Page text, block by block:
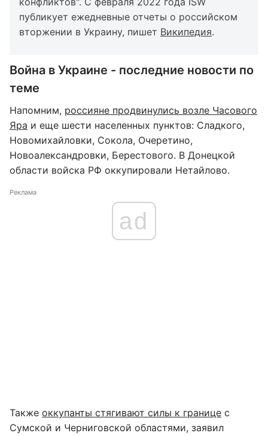
публикует ежедневные отчеты о российском
вторжении в Украину, пишет Википедия.
Война в Украине - последние новости по
теме
Напомним, россияне продвинулись возле Часового
Яра и еще шести населенных пунктов: Сладкого,
Новомихайловки, Сокола, Очеретино,
Новоалександровки, Берестового. В Донецкой
области войска РФ оккупировали Нетайлово.
Реклама
ad
Также оккупанты стягивают силы к границе с
Сумской и Черниговской областями, заявил